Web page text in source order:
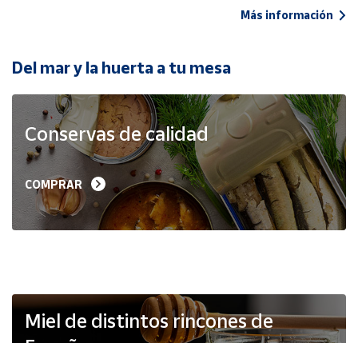
de Correos
Market
Productos
Solidarios
Ayuda
Vendedores
Más información
Del mar y la huerta a tu mesa
Conservas de calidad
COMPRAR
Miel de distintos rincones de